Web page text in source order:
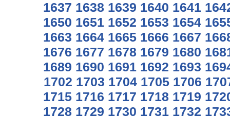
1637 1638 1639 1640 1641
1650 1651 1652 1653 1654
1663 1664 1665 1666 1667
1676 1677 1678 1679 1680
1689 1690 1691 1692 1693
1702 1703 1704 1705 1706
1715 1716 1717 1718 1719
1728 1729 1730 1731 1732